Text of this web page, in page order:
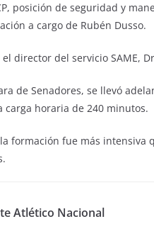
posición de seguridad y
a cargo de Rubén Dusso.
director del servicio SAME,
de Senadores, se llevó
carga horaria de 240 minutos.
formación fue más
Atlético Nacional